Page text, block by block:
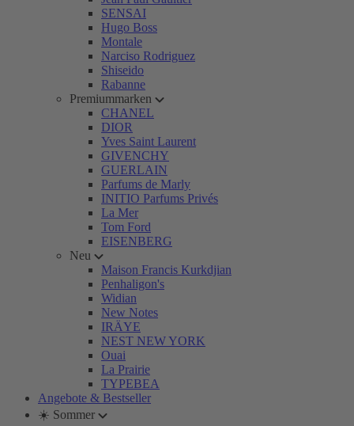
SENSAI
Hugo Boss
Montale
Narciso Rodriguez
Shiseido
Rabanne
Premiummarken
CHANEL
DIOR
Yves Saint Laurent
GIVENCHY
GUERLAIN
Parfums de Marly
INITIO Parfums Privés
La Mer
Tom Ford
EISENBERG
Neu
Maison Francis Kurkdjian
Penhaligon's
Widian
New Notes
IRÄYE
NEST NEW YORK
Ouai
La Prairie
TYPEBEA
Angebote & Bestseller
☀️ Sommer